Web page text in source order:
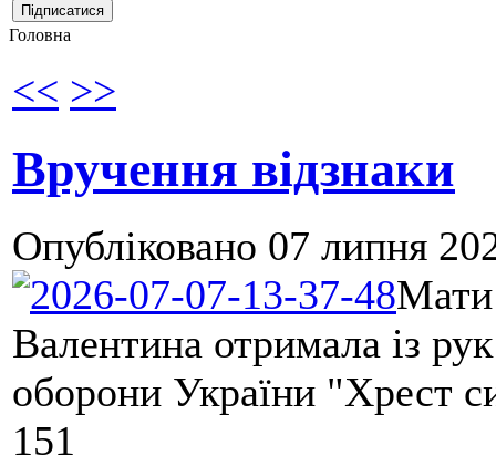
Головна
<< >>
Вручення відзнаки
Опубліковано 07 липня
Мати
Валентина отримала із
оборони України "Хрест
151